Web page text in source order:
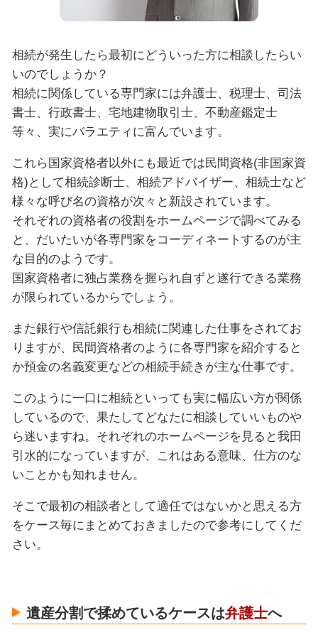
相続が発生したら最初にどういった方に相談したらい
いのでしょうか？
相続に関係している専門家には弁護士、税理士、司法
書士、行政書士、宅地建物取引士、不動産鑑定士
等々、実にバラエティに富んでいます。
これら国家資格者以外にも最近では民間資格(非国家資
格)として相続診断士、相続アドバイザー、相続士など
様々な呼び名の資格が次々と新設されています。
それぞれの資格者の役割をホームページで調べてみる
と、だいたいが各専門家をコーディネートするのが主
な目的のようです。
国家資格者に独占業務を握られ自ずと遂行できる業務
が限られているからでしょう。
また銀行や信託銀行も相続に関連した仕事をされてお
りますが、民間資格者のように各専門家を紹介すると
か預金の名義変更などの相続手続きが主な仕事です。
このように一口に相続といっても実に幅広い方が関係
しているので、果たしてどなたに相談していいものや
ら迷いますね。それぞれのホームページを見ると我田
引水的になっていますが、これはある意味、仕方のな
いことかも知れません。
そこで最初の相談者として適任ではないかと思える方
をケース毎にまとめておきましたので参考にしてくだ
さい。
遺産分割で揉めているケースは弁護士へ